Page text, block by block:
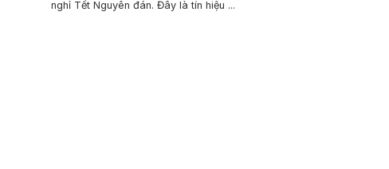
nghỉ Tết Nguyên đán. Đây là tín hiệu ...